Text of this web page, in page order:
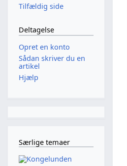
Tilfældig side
Deltagelse
Opret en konto
Sådan skriver du en
artikel
Hjælp
Særlige temaer